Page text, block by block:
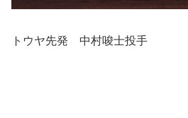
トウヤ先発 中村唆士投手